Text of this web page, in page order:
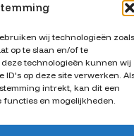
wij technologieën zoals
op te slaan en/of te
technologieën kunnen wij
op deze site verwerken.
intrekt, kan dit een
functies en mogelijkheden.